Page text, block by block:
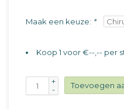
Maak een keuze: *
Koop 1 voor €--,-- per
+
-
Toevoegen